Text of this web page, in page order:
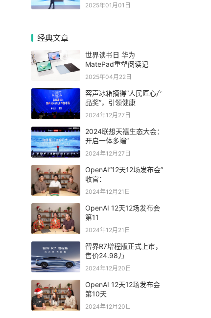
2025年01月01日
经典文章
世界读书日 华为
MatePad重塑阅读记
2025年04月22日
容声冰箱摘得“人民匠心产
品奖”，引领健康
2024年12月27日
2024联想天禧生态大会：
开启一体多端”
2024年12月27日
OpenAI“12天12场发布会”
收官：
2024年12月21日
OpenAI 12天12场发布会
第11
2024年12月21日
智界R7增程版正式上市，
售价24.98万
2024年12月20日
OpenAI 12天12场发布会
第10天
2024年12月20日